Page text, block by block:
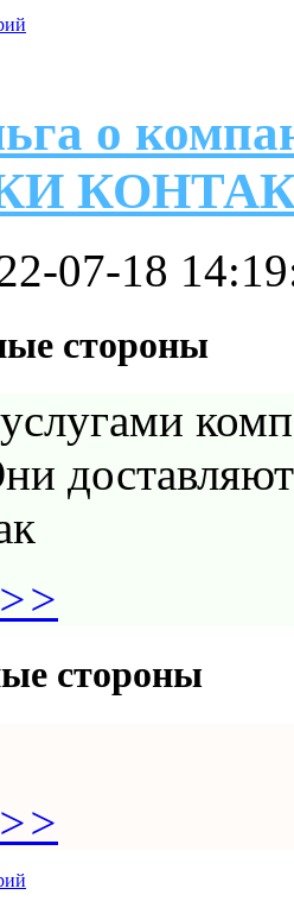
о
07-18
стороны
стороны